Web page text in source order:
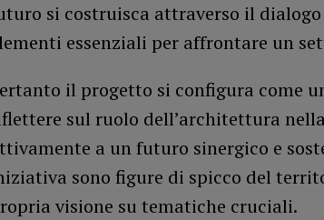
si costruisca attraverso il dialogo
essenziali per affrontare un
il progetto si configura come
sul ruolo dell’architettura
a un futuro sinergico e
sono figure di spicco del
visione su tematiche cruciali.